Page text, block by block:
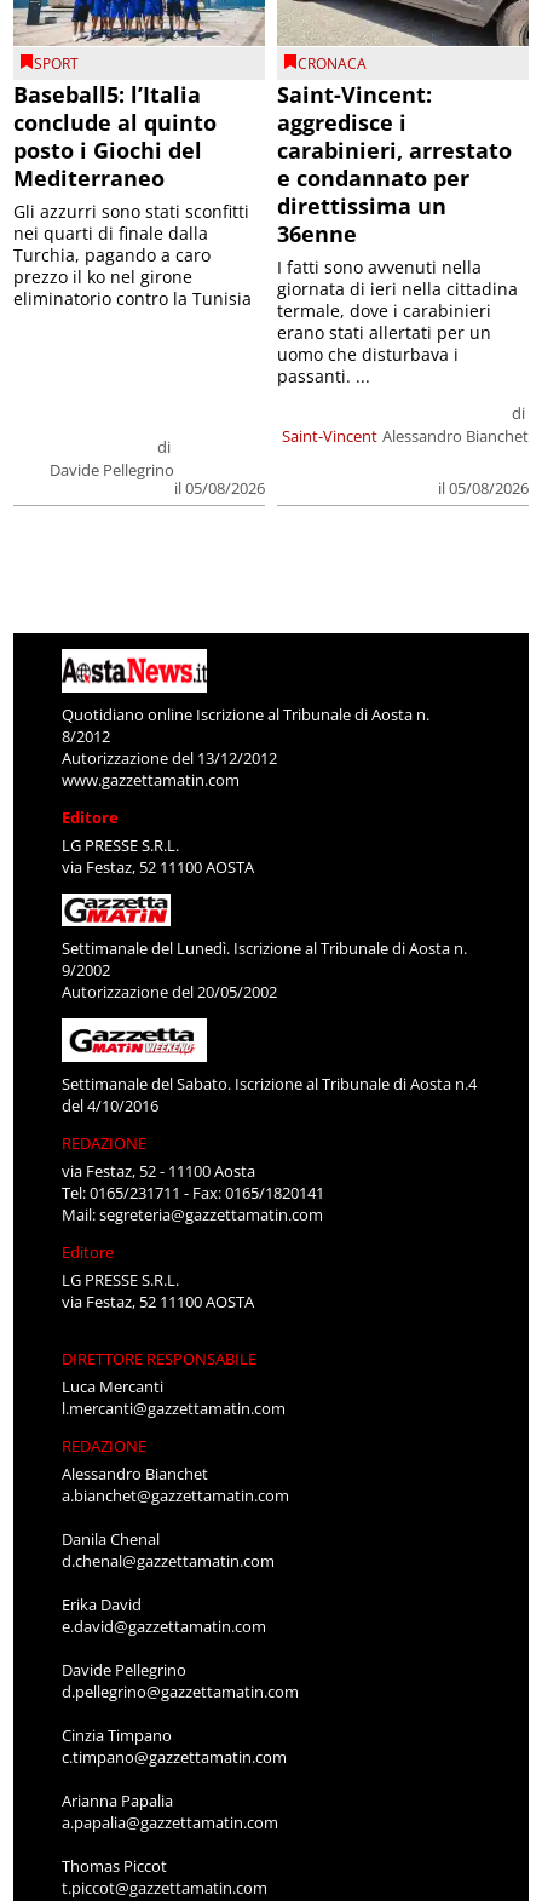
SPORT
Baseball5: l’Italia
conclude al quinto
posto i Giochi del
Mediterraneo
di
Davide Pellegrino
il 05/08/2026
Gli azzurri sono stati sconfitti
nei quarti di finale dalla
Turchia, pagando a caro
prezzo il ko nel girone
eliminatorio contro la Tunisia
CRONACA
Saint-Vincent:
aggredisce i
carabinieri, arrestato
e condannato per
direttissima un
36enne
Saint-Vincent
di
Alessandro Bianchet
il 05/08/2026
I fatti sono avvenuti nella
giornata di ieri nella cittadina
termale, dove i carabinieri
erano stati allertati per un
uomo che disturbava i
passanti. ...
Quotidiano online Iscrizione al Tribunale di Aosta n.
8/2012
Autorizzazione del 13/12/2012
www.gazzettamatin.com
Editore
LG PRESSE S.R.L.
via Festaz, 52 11100 AOSTA
Settimanale del Lunedì. Iscrizione al Tribunale di Aosta n.
9/2002
Autorizzazione del 20/05/2002
Settimanale del Sabato. Iscrizione al Tribunale di Aosta n.4
del 4/10/2016
REDAZIONE
via Festaz, 52 - 11100 Aosta
Tel: 0165/231711 - Fax: 0165/1820141
Mail:segreteria@gazzettamatin.com
Editore
LG PRESSE S.R.L.
via Festaz, 52 11100 AOSTA
DIRETTORE RESPONSABILE
Luca Mercanti
l.mercanti@gazzettamatin.com
REDAZIONE
Alessandro Bianchet
a.bianchet@gazzettamatin.com
Danila Chenal
d.chenal@gazzettamatin.com
Erika David
e.david@gazzettamatin.com
Davide Pellegrino
d.pellegrino@gazzettamatin.com
Cinzia Timpano
c.timpano@gazzettamatin.com
Arianna Papalia
a.papalia@gazzettamatin.com
Thomas Piccot
t.piccot@gazzettamatin.com